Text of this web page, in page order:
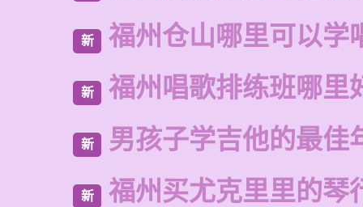
新 福州仓山哪里可以学
新 福州唱歌排练班哪里
新 男孩子学吉他的最佳
新 福州买尤克里里的琴